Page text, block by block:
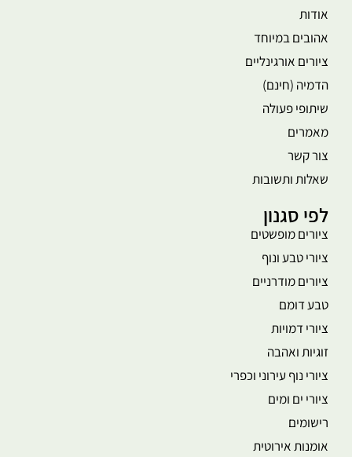
אודות
אהובים במיוחד
ציורים אורגינליים
הדמיה (חינם)
שיתופי פעולה
מאמרים
צור קשר
שאלות ותשובות
לפי סגנון
ציורים מופשטים
ציורי טבע ונוף
ציורים מודרניים
טבע דומם
ציורי דמויות
זוגיות ואהבה
ציורי נוף עירוני וכפרי
ציורי ים ומים
רישומים
אומנות אירוטית